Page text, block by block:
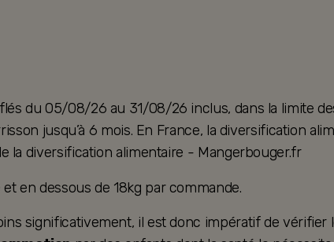
du 05/08/26 au 31/08/26 inclus, dans la limite
jusqu’à 6 mois. En France, la diversification
la diversification alimentaire - Mangerbouger.fr
en dessous de 18kg par commande.
significativement, il est donc impératif de